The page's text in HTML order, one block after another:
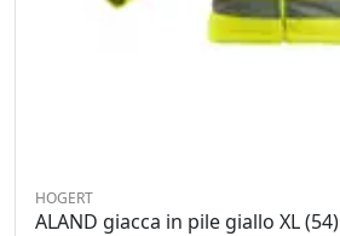
HOGERT
ALAND giacca in pile giallo XL (54)